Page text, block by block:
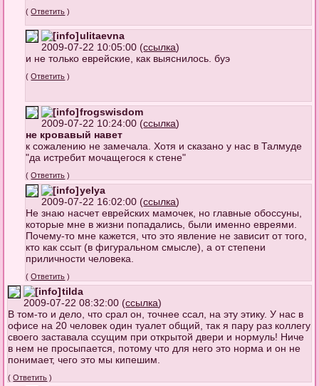
(Ответить )
ulitaevna
2009-07-22 10:05:00 (ссылка)
и не только еврейские, как выяснилось. буэ
(Ответить )
frogswisdom
2009-07-22 10:24:00 (ссылка)
не кровавый навет
к сожалению не замечала. Хотя и сказано у нас в Талмуде
"да истребит мочащегося к стене"
(Ответить )
yelya
2009-07-22 16:02:00 (ссылка)
Не знаю насчет еврейских мамочек, но главные обоссуны,
которые мне в жизни попадались, были именно евреями.
Почему-то мне кажется, что это явление не зависит от того,
кто как ссыт (в фигуральном смысле), а от степени
приличности человека.
(Ответить )
tilda
2009-07-22 08:32:00 (ссылка)
В том-то и дело, что срал он, точнее ссал, на эту этику. У нас в
офисе на 20 человек один туалет общий, так я пару раз коллегу
своего заставала ссущим при открытой двери и нормуль! Ниче
в нем не просыпается, потому что для него это норма и он не
понимает, чего это мы кипешим.
(Ответить )